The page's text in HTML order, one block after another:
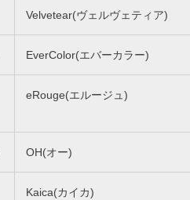
Velvetear(ヴェルヴェティア)
EverColor(エバーカラー)
eRouge(エルージュ)
OH(オー)
Kaica(カイカ)